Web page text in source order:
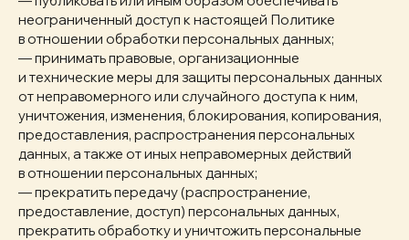
неограниченный доступ к настоящей Политике
в отношении обработки персональных данных;
— принимать правовые, организационные
и технические меры для защиты персональных данных
от неправомерного или случайного доступа к ним,
уничтожения, изменения, блокирования, копирования,
предоставления, распространения персональных
данных, а также от иных неправомерных действий
в отношении персональных данных;
— прекратить передачу (распространение,
предоставление, доступ) персональных данных,
прекратить обработку и уничтожить персональные